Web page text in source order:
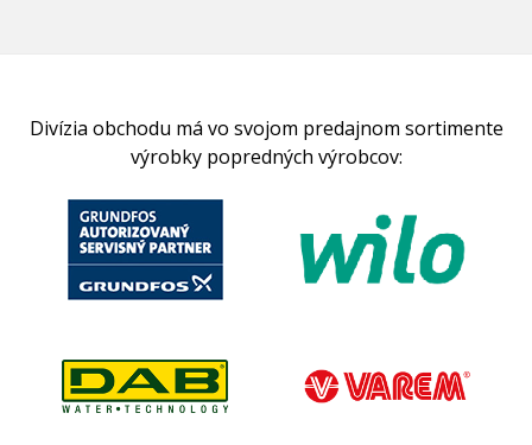
Divízia obchodu má vo svojom predajnom sortimente
výrobky popredných výrobcov: